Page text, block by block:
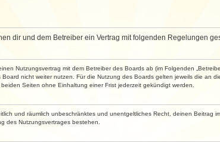
dir und dem Betreiber ein Vertrag mit folgenden Regelungen
Nutzungsvertrag mit dem Betreiber des Boards ab (im Folgenden
nicht weiter nutzen. Für die Nutzung des Boards gelten jeweils die an
Seiten ohne Einhaltung einer Frist jederzeit gekündigt werden.
und räumlich unbeschränktes und unentgeltliches Recht, deinen Beitrag
des Nutzungsvertrages bestehen.